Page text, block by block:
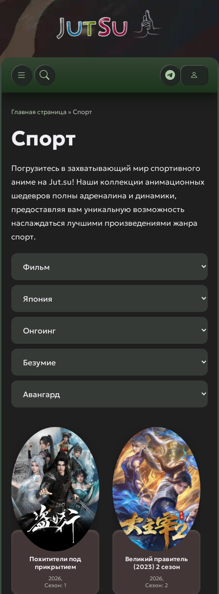
Главная страница » Спорт
Спорт
Погрузитесь в захватывающий мир спортивного
аниме на Jut.su! Наши коллекции анимационных
шедевров полны адреналина и динамики,
предоставляя вам уникальную возможность
наслаждаться лучшими произведениями жанра
спорт.
Похитители под
прикрытием
2026,
Сезон: 1
Великий правитель
(2023) 2 сезон
2026,
Сезон: 2